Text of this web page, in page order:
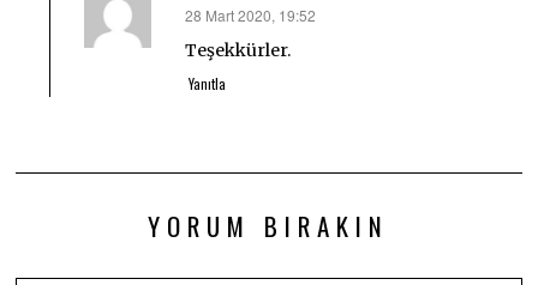
dedi
ki:
28 Mart 2020, 19:52
Teşekkürler.
Yanıtla
YORUM BIRAKIN